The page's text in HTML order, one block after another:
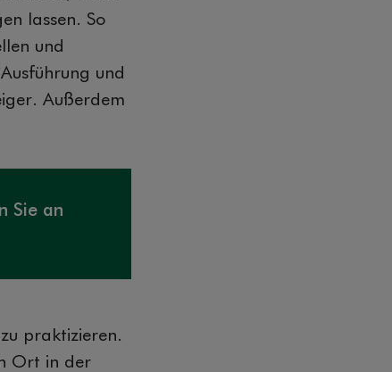
lassen. So
und
und
Außerdem
Sie an
praktizieren.
Ort in der